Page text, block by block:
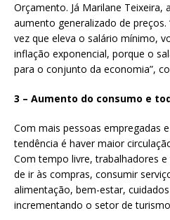
Orçamento. Já Marilane Teixeira,
aumento generalizado de
vez que eleva o salário mínimo,
inflação exponencial, porque o
para o conjunto da economia”,
3 – Aumento do consumo e
Com mais pessoas empregadas
tendência é haver maior
Com tempo livre, trabalhadores
de ir às compras, consumir
alimentação, bem-estar,
incrementando o setor de